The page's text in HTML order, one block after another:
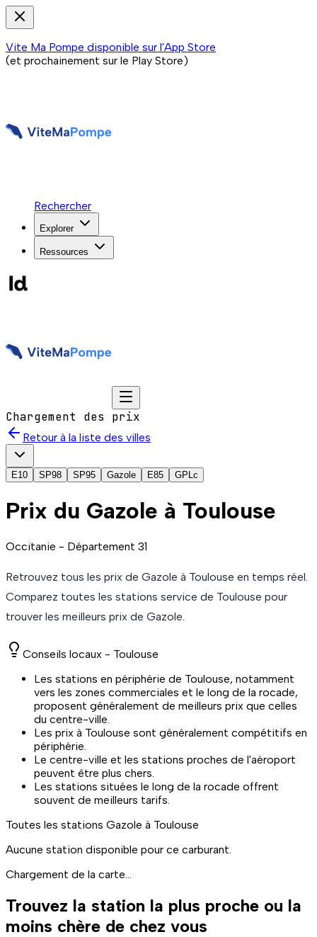
Vite Ma Pompe disponible sur l'App Store
(et prochainement sur le Play Store)
Rechercher
Explorer
Ressources
Chargement des prix
Retour à la liste des villes
E10 SP98 SP95 Gazole E85 GPLc
Prix du Gazole à Toulouse
Occitanie - Département 31
Retrouvez tous les prix de Gazole à Toulouse en temps réel.
Comparez toutes les stations service de Toulouse pour
trouver les meilleurs prix de Gazole.
Conseils locaux - Toulouse
Les stations en périphérie de Toulouse, notamment
vers les zones commerciales et le long de la rocade,
proposent généralement de meilleurs prix que celles
du centre-ville.
Les prix à Toulouse sont généralement compétitifs en
périphérie.
Le centre-ville et les stations proches de l'aéroport
peuvent être plus chers.
Les stations situées le long de la rocade offrent
souvent de meilleurs tarifs.
Toutes les stations Gazole à Toulouse
Aucune station disponible pour ce carburant.
Chargement de la carte...
Trouvez la station la plus proche ou la
moins chère de chez vous